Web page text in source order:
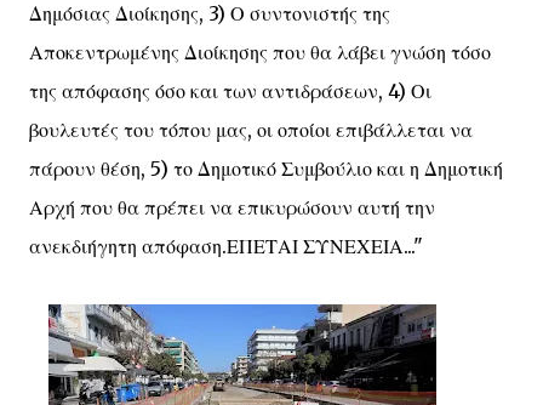
Δημόσιας Διοίκησης, 3) Ο συντονιστής της
Αποκεντρωμένης Διοίκησης που θα λάβει γνώση τόσο
της απόφασης όσο και των αντιδράσεων, 4) Οι
βουλευτές του τόπου μας, οι οποίοι επιβάλλεται να
πάρουν θέση, 5) το Δημοτικό Συμβούλιο και η Δημοτική
Αρχή που θα πρέπει να επικυρώσουν αυτή την
ανεκδιήγητη απόφαση.ΕΠΕΤΑΙ ΣΥΝΕΧΕΙΑ..."